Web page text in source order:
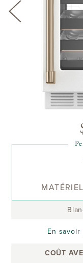
MATÉRIEL
En
COÛT